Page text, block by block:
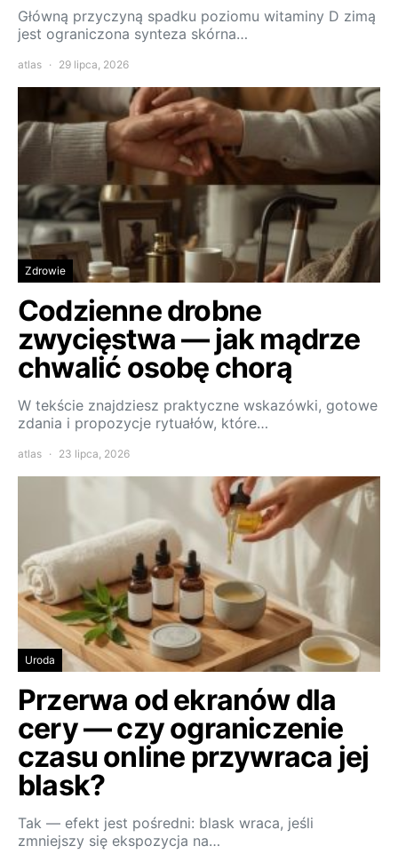
Główną przyczyną spadku poziomu witaminy D zimą
jest ograniczona synteza skórna…
atlas 29 lipca, 2026
Zdrowie
Codzienne drobne
zwycięstwa — jak mądrze
chwalić osobę chorą
W tekście znajdziesz praktyczne wskazówki, gotowe
zdania i propozycje rytuałów, które…
atlas 23 lipca, 2026
Uroda
Przerwa od ekranów dla
cery — czy ograniczenie
czasu online przywraca jej
blask?
Tak — efekt jest pośredni: blask wraca, jeśli
zmniejszy się ekspozycja na…